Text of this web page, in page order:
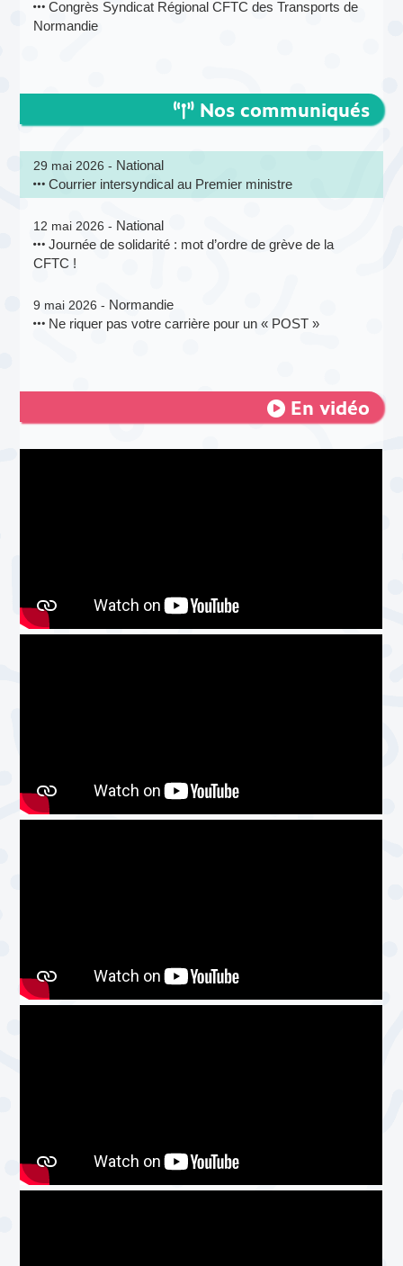
Congrès Syndicat Régional CFTC des Transports de
Normandie
Nos communiqués
29 mai 2026 - National
Courrier intersyndical au Premier ministre
12 mai 2026 - National
Journée de solidarité : mot d’ordre de grève de la
CFTC !
9 mai 2026 - Normandie
Ne riquer pas votre carrière pour un « POST »
En vidéo